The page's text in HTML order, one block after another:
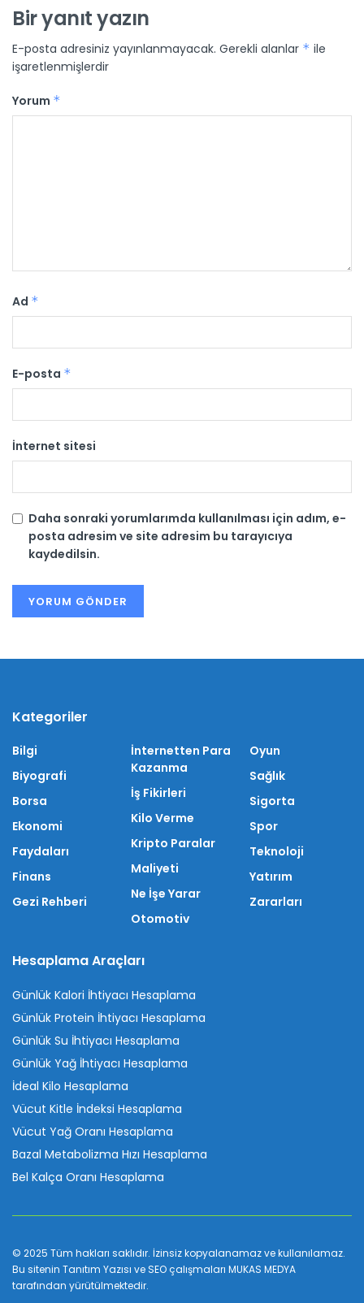
Bir yanıt yazın
E-posta adresiniz yayınlanmayacak. Gerekli alanlar * ile
işaretlenmişlerdir
Yorum *
Ad *
E-posta *
İnternet sitesi
Daha sonraki yorumlarımda kullanılması için adım, e-
posta adresim ve site adresim bu tarayıcıya
kaydedilsin.
Kategoriler
Bilgi
Biyografi
Borsa
Ekonomi
Faydaları
Finans
Gezi Rehberi
İnternetten Para
Kazanma
İş Fikirleri
Kilo Verme
Kripto Paralar
Maliyeti
Ne İşe Yarar
Otomotiv
Oyun
Sağlık
Sigorta
Spor
Teknoloji
Yatırım
Zararları
Hesaplama Araçları
Günlük Kalori İhtiyacı Hesaplama
Günlük Protein İhtiyacı Hesaplama
Günlük Su İhtiyacı Hesaplama
Günlük Yağ İhtiyacı Hesaplama
İdeal Kilo Hesaplama
Vücut Kitle İndeksi Hesaplama
Vücut Yağ Oranı Hesaplama
Bazal Metabolizma Hızı Hesaplama
Bel Kalça Oranı Hesaplama
© 2025 Tüm hakları saklıdır. İzinsiz kopyalanamaz ve kullanılamaz.
Bu sitenin Tanıtım Yazısı ve SEO çalışmaları MUKAS MEDYA
tarafından yürütülmektedir.